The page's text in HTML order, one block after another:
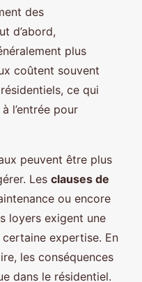
des
d’abord,
plus
coûtent souvent
ce qui
l’entrée pour
peuvent être plus
Les clauses de
ou encore
loyers exigent une
expertise. En
les conséquences
dans le résidentiel.